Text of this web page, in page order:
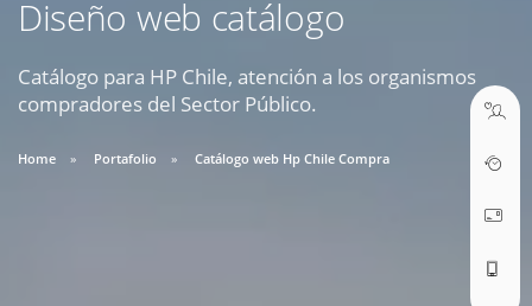
Diseño web catálogo
Catálogo para HP Chile, atención a los organismos
compradores del Sector Público.
Home Portafolio Catálogo web Hp Chile Compra
09:30 AM A 18:30 PM
soporte@webseo.cl